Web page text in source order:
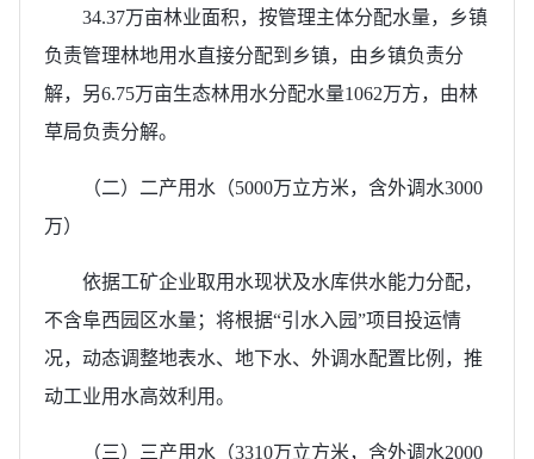
34.37万亩林业面积，按管理主体分配水量，乡镇
负责管理林地用水直接分配到乡镇，由乡镇负责分
解，另6.75万亩生态林用水分配水量1062万方，由林
草局负责分解。
（二）二产用水（5000万立方米，含外调水3000
万）
依据工矿企业取用水现状及水库供水能力分配，
不含阜西园区水量；将根据“引水入园”项目投运情
况，动态调整地表水、地下水、外调水配置比例，推
动工业用水高效利用。
（三）三产用水（3310万立方米，含外调水2000